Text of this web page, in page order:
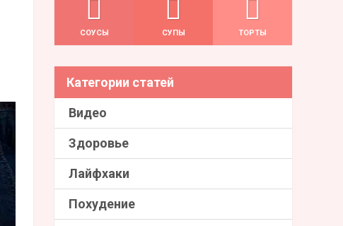
СОУСЫ СУПЫ ТОРТЫ
Категории статей
Видео
Здоровье
Лайфхаки
Похудение